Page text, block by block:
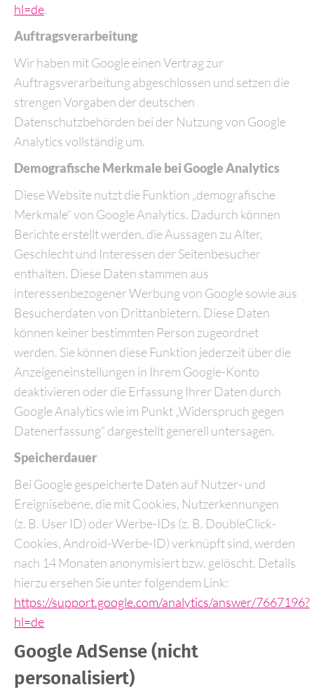
hl=de.
Auftragsverarbeitung
Wir haben mit Google einen Vertrag zur
Auftragsverarbeitung abgeschlossen und setzen die
strengen Vorgaben der deutschen
Datenschutzbehörden bei der Nutzung von Google
Analytics vollständig um.
Demografische Merkmale bei Google Analytics
Diese Website nutzt die Funktion „demografische
Merkmale“ von Google Analytics. Dadurch können
Berichte erstellt werden, die Aussagen zu Alter,
Geschlecht und Interessen der Seitenbesucher
enthalten. Diese Daten stammen aus
interessenbezogener Werbung von Google sowie aus
Besucherdaten von Drittanbietern. Diese Daten
können keiner bestimmten Person zugeordnet
werden. Sie können diese Funktion jederzeit über die
Anzeigeneinstellungen in Ihrem Google-Konto
deaktivieren oder die Erfassung Ihrer Daten durch
Google Analytics wie im Punkt „Widerspruch gegen
Datenerfassung“ dargestellt generell untersagen.
Speicherdauer
Bei Google gespeicherte Daten auf Nutzer- und
Ereignisebene, die mit Cookies, Nutzerkennungen
(z. B. User ID) oder Werbe-IDs (z. B. DoubleClick-
Cookies, Android-Werbe-ID) verknüpft sind, werden
nach 14 Monaten anonymisiert bzw. gelöscht. Details
hierzu ersehen Sie unter folgendem Link:
https://support.google.com/analytics/answer/7667196?
hl=de
Google AdSense (nicht
personalisiert)